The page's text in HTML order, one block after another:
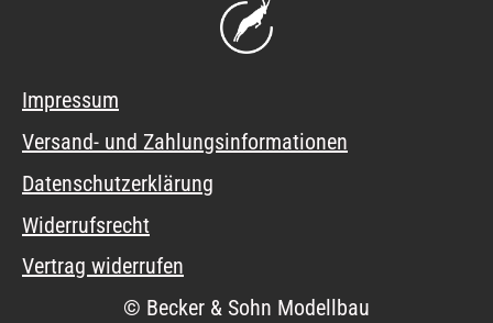
Impressum
Versand- und Zahlungsinformationen
Datenschutzerklärung
Widerrufsrecht
Vertrag widerrufen
© Becker & Sohn Modellbau